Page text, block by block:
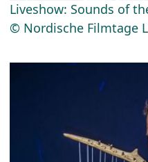
Liveshow: Sounds of
© Nordische Filmtage